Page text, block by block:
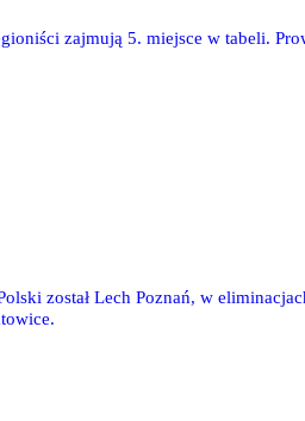
zajmują 5. miejsce w tabeli.
został Lech Poznań, w